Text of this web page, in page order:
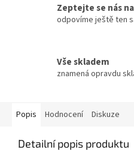
Zeptejte se nás
odpovíme ještě ten
Vše skladem
znamená opravdu
Popis Hodnocení Diskuze
Detailní popis produktu